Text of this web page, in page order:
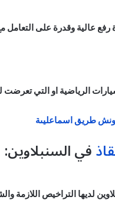
عالية وقدرة على
الرياضية او التي تعرضت
ونش طريق اسماعليىة
في السنبلاوين:
لديها التراخيص اللازمة